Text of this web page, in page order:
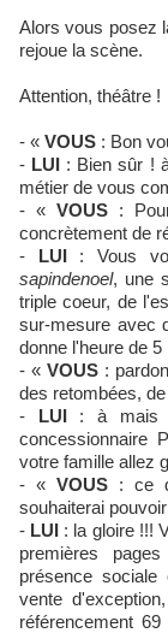
Alors vous posez la question à votre intermédiaire web, je vous
rejoue la scène.
Attention, théâtre !
- « VOUS : Bon
- LUI : Bien sûr !
métier de vous
- « VOUS :
concrètement de
- LUI : Vous
sapindenoel, une
triple coeur, de
sur-mesure avec
donne l'heure de
- « VOUS :
des retombées,
- LUI : à mais
concessionnaire
votre famille allez
- « VOUS : ce
souhaiterai
- LUI : la gloire !!!
premières
présence
vente
référencement